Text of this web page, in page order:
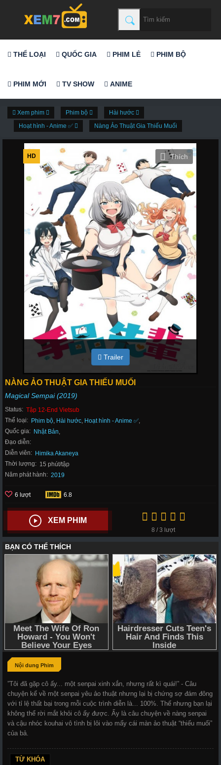
THỂ LOẠI QUỐC GIA PHIM LẺ PHIM BỘ
PHIM MỚI TV SHOW ANIME
Xem phim Phim bộ
Hài hước
Hoạt hình - Anime ✅
Nàng Ảo Thuật Gia Thiếu Muối
HD
Trailer
NÀNG ẢO THUẬT GIA THIẾU MUỐI
Magical Sempai (2019)
Status: Tập 12-End Vietsub
Thể loại: Phim bộ, Hài hước, Hoạt hình - Anime ✅,
Quốc gia: Nhật Bản,
Đạo diễn:
Diễn viên: Himika Akaneya
Thời lượng: 15 phút/tập
Năm phát hành: 2019
6 lượt 6.8
XEM PHIM
8 / 3 lượt
Nội dung Phim
”Tôi đã gặp cô ấy... một senpai xinh xắn, nhưng rất kì quái!” - Câu
chuyện kể về một senpai yêu ảo thuật nhưng lại bị chứng sợ đám đông
với tỉ lệ thất bại trong mỗi cuộc trình diễn là... 100%. Thế nhưng bạn lại
không thể rời mắt khỏi cô ấy được. Ấy là câu chuyện về nàng senpai
và cậu nhóc kouhai vô tình bị lôi vào mấy cái màn ảo thuật “thiếu muối”
của bả.
TỪ KHÓA